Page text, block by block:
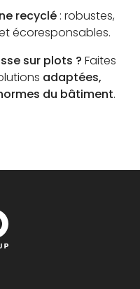
recyclé : robustes,
écoresponsables.
sur plots ? Faites
adaptées,
du bâtiment.